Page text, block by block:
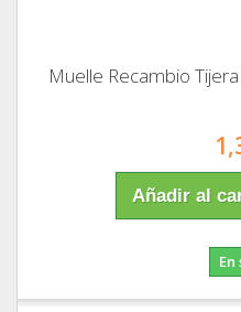
Muelle Recambio
Añadir al
En